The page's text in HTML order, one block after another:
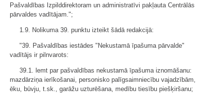
Pašvaldības Izpilddirektoram un administratīvi pakļauta Centrālās
pārvaldes vadītājam.";
1.9. Nolikuma 39. punktu izteikt šādā redakcijā:
"39. Pašvaldības iestādes "Nekustamā īpašuma pārvalde"
vadītājs ir pilnvarots:
39.1. lemt par pašvaldības nekustamā īpašuma iznomāšanu:
mazdārziņa ierīkošanai, personisko palīgsaimniecību vajadzībām,
ēku, būvju, t.sk., garāžu uzturēšana, medību tiesību piešķiršanu;